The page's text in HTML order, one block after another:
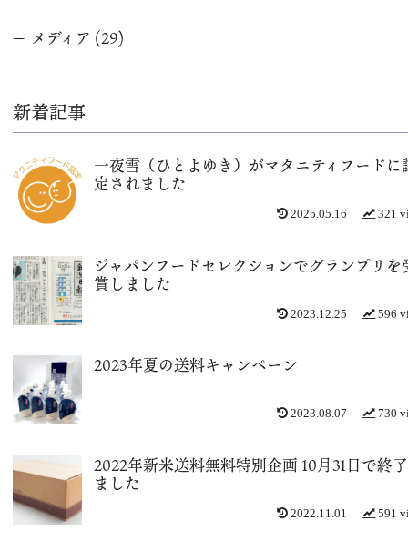
メディア (29)
新着記事
一夜雪（ひとよゆき）がマタニティフードに
定されました
321
2025.05.16
ジャパンフードセレクションでグランプリを
賞しました
596
2023.12.25
2023年夏の送料キャンペーン
730
2023.08.07
2022年新米送料無料特別企画 10月31日で終
ました
591
2022.11.01